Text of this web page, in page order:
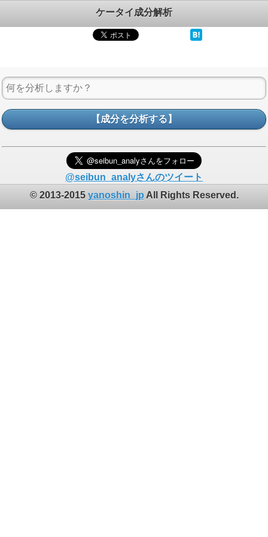
ケータイ成分解析
【成分を分析する】
@seibun_analyさんのツイート
© 2013-2015 yanoshin_jp All Rights Reserved.